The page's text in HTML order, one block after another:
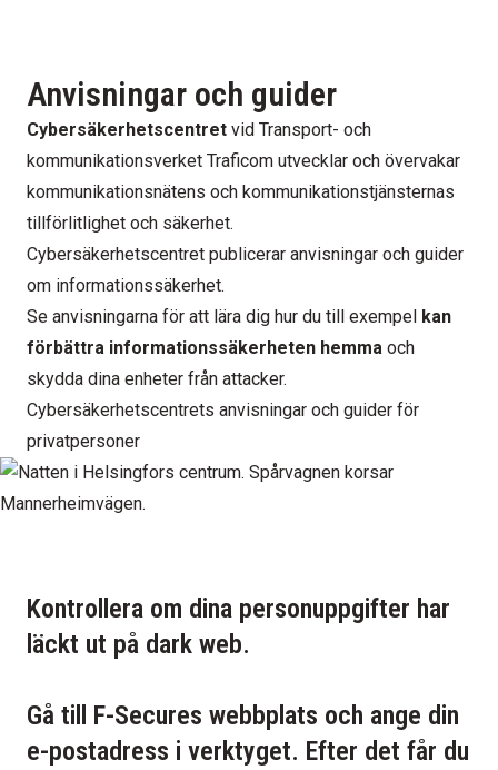
Anvisningar och guider
Cybersäkerhetscentret vid Transport- och
kommunikationsverket Traficom utvecklar och övervakar
kommunikationsnätens och kommunikationstjänsternas
tillförlitlighet och säkerhet.
Cybersäkerhetscentret publicerar anvisningar och guider
om informationssäkerhet.
Se anvisningarna för att lära dig hur du till exempel kan
förbättra informationssäkerheten hemma och
skydda dina enheter från attacker.
Cybersäkerhetscentrets anvisningar och guider för
privatpersoner
Kontrollera om dina personuppgifter har
läckt ut på dark web.
Gå till F-Secures webbplats och ange din
e-postadress i verktyget. Efter det får du